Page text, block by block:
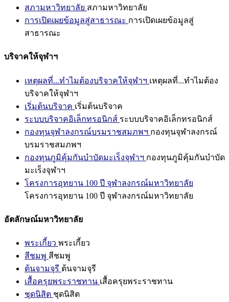
สภามหาวิทยาลัย สภามหาวิทยาลัย
การเปิดเผยข้อมูลสู่สาธารณะ การเปิดเผยข้อมูลสู่
สาธารณะ
บริจาคให้จุฬาฯ
เหตุผลที่...ทำไมต้องบริจาคให้จุฬาฯ เหตุผลที่...ทำไมต้อง
บริจาคให้จุฬาฯ
เริ่มต้นบริจาค เริ่มต้นบริจาค
ระบบบริจาคอิเล็กทรอนิกส์ ระบบบริจาคอิเล็กทรอนิกส์
กองทุนจุฬาลงกรณ์บรมราชสมภพฯ กองทุนจุฬาลงกรณ์
บรมราชสมภพฯ
กองทุนภูมิคุ้มกันบำบัดมะเร็งจุฬาฯ กองทุนภูมิคุ้มกันบำบัด
มะเร็งจุฬาฯ
โครงการอุทยาน 100 ปี จุฬาลงกรณ์มหาวิทยาลัย
โครงการอุทยาน 100 ปี จุฬาลงกรณ์มหาวิทยาลัย
อัตลักษณ์มหาวิทยาลัย
พระเกี้ยว พระเกี้ยว
สีชมพู สีชมพู
ต้นจามจุรี ต้นจามจุรี
เสื้อครุยพระราชทาน เสื้อครุยพระราชทาน
ชุดนิสิต ชุดนิสิต